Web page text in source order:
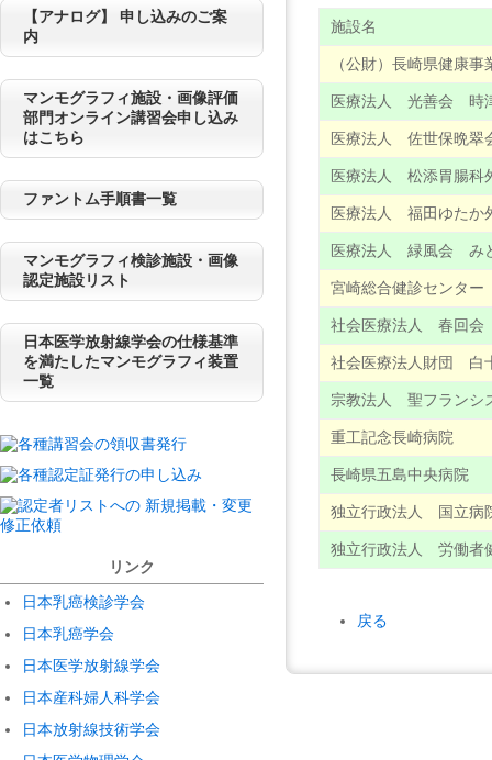
施設名
（公財）長崎県健康事
医療法人 光善会 時
医療法人 佐世保晩
医療法人 松添胃腸科
医療法人 福田ゆたか
医療法人 緑風会 み
宮崎総合健診センター
社会医療法人 春回会
社会医療法人財団 白
宗教法人 聖フランシ
重工記念長崎病院
長崎県五島中央病院
独立行政法人 国立病
独立行政法人 労働者
戻る
【アナログ】 申し込みのご案
内
マンモグラフィ施設・画像評価
部門オンライン講習会申し込み
はこちら
ファントム手順書一覧
マンモグラフィ検診施設・画像
認定施設リスト
日本医学放射線学会の仕様基準
を満たしたマンモグラフィ装置
一覧
リンク
日本乳癌検診学会
日本乳癌学会
日本医学放射線学会
日本産科婦人科学会
日本放射線技術学会